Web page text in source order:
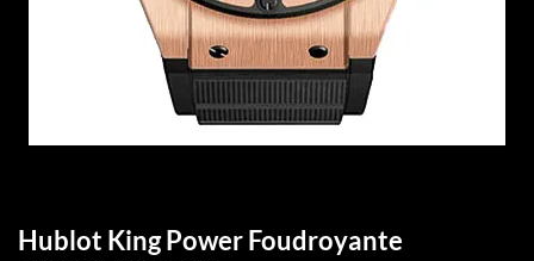
Hublot King Power Foudroyante